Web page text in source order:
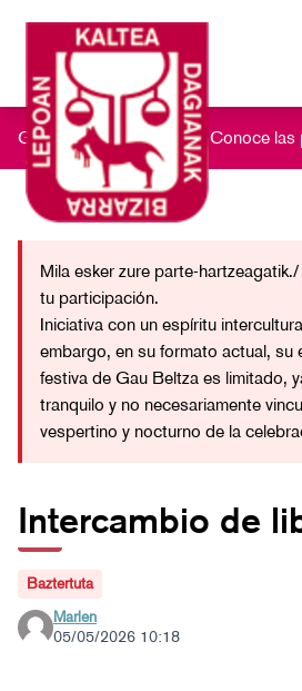
Gau Beltz Gaztea 2026/ Conoce las
Mila esker zure parte-
tu participación.
Iniciativa con un espíritu
embargo, en su formato actual, su
festiva de Gau Beltza es limitado,
tranquilo y no necesariamente
vespertino y nocturno de la
Intercambio de
Baztertuta
Marlen
05/05/2026 10:18